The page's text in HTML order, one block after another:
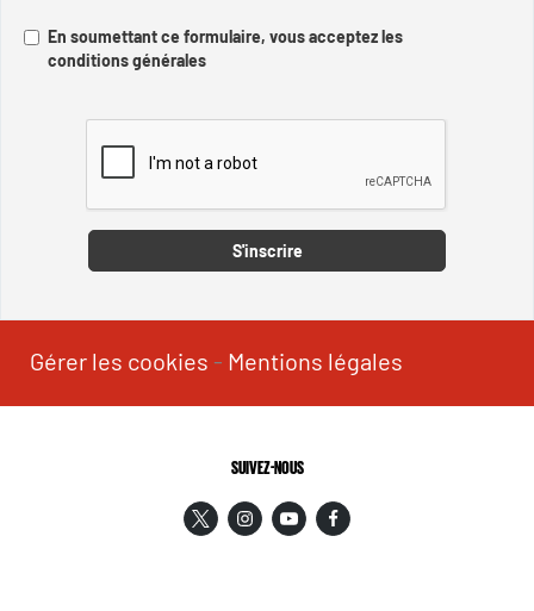
En soumettant ce formulaire, vous acceptez les
conditions générales
S'inscrire
Gérer les cookies - Mentions légales
SUIVEZ-NOUS